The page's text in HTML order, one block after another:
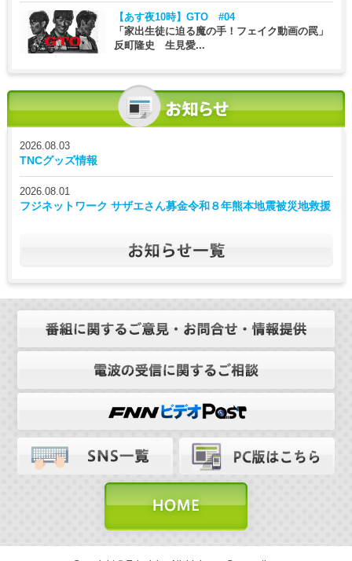
【あす夜10時】 GTO #04
「家出生徒に迫る魔の手！フェイク動画の罠」
反町隆史 生見愛...
2026.08.03
TNCグッズ情報
2026.08.01
フジネットワーク サザエさん募金令和８年熊本地震被災地救援